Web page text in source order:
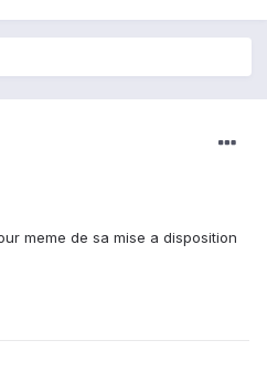
meme de sa mise a disposition